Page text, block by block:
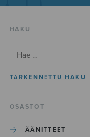
HAKU
TARKENNETTU HAKU
OSASTOT
ÄÄNITTEET